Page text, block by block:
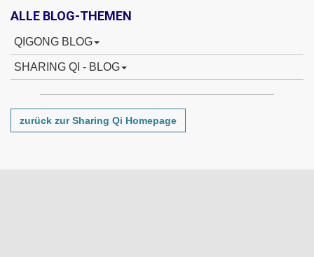
ALLE BLOG-THEMEN
QIGONG BLOG
SHARING QI - BLOG
zurück zur Sharing Qi Homepage